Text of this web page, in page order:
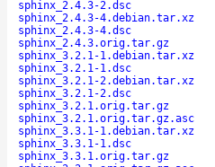
sphinx_2.4.3-2.dsc
sphinx_2.4.3-4.debian.tar.xz
sphinx_2.4.3-4.dsc
sphinx_2.4.3.orig.tar.gz
sphinx_3.2.1-1.debian.tar.xz
sphinx_3.2.1-1.dsc
sphinx_3.2.1-2.debian.tar.xz
sphinx_3.2.1-2.dsc
sphinx_3.2.1.orig.tar.gz
sphinx_3.2.1.orig.tar.gz.asc
sphinx_3.3.1-1.debian.tar.xz
sphinx_3.3.1-1.dsc
sphinx_3.3.1.orig.tar.gz